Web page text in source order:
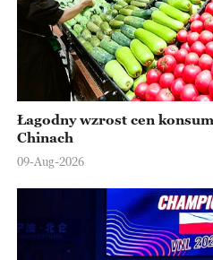
Łagodny wzrost cen
Chinach
09-Aug-2026